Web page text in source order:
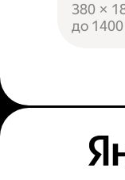
380 ×
до 1400